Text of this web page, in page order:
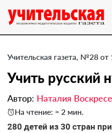
Учительская газета, №28
Учить русский
Автор: Наталия
На чтение: ≈ 2 мин.
280 детей из 30 стран